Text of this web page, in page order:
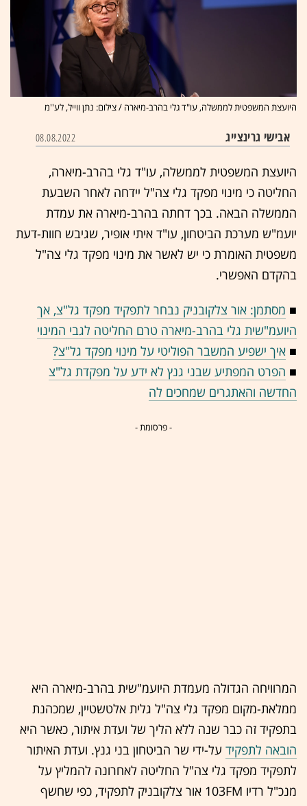
היועצת המשפטית לממשלה, עו"ד גלי בהרב-מיארה / צילום: נתן ווייל, לע''מ
אבישי גרינצייג 08.08.2022
היועצת המשפטית לממשלה, עו"ד גלי בהרב-מיארה,
החליטה כי מינוי מפקד גלי צה"ל יידחה לאחר השבעת
הממשלה הבאה. בכך דחתה בהרב-מיארה את עמדת
יועמ"ש מערכת הביטחון, עו"ד איתי אופיר, שגיבש חוות-דעת
משפטית האומרת כי יש לאשר את מינוי מפקד גלי צה"ל
בהקדם האפשרי.
■ מסתמן: אור צלקובניק נבחר לתפקיד מפקד גל"צ, אך
היועמ"שית גלי בהרב-מיארה טרם החליטה לגבי המינוי
■ איך ישפיע המשבר הפוליטי על מינוי מפקד גל"צ?
■ הפרט המפתיע שבני גנץ לא ידע על מפקדת גל"צ
החדשה והאתגרים שמחכים לה
- פרסומת -
המרוויחה הגדולה מעמדת היועמ"שית בהרב-מיארה היא
ממלאת-מקום מפקד גלי צה"ל גלית אלטשטיין, שמכהנת
בתפקיד זה כבר שנה ללא הליך של ועדת איתור, כאשר היא
הובאה לתפקיד על-ידי שר הביטחון בני גנץ. ועדת האיתור
לתפקיד מפקד גלי צה"ל החליטה לאחרונה להמליץ על
מנכ"ל רדיו 103FM אור צלקובניק לתפקיד, כפי שחשף